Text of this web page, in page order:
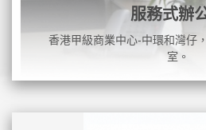
服務式辦
香港甲級商業中心-中環和灣仔
室。